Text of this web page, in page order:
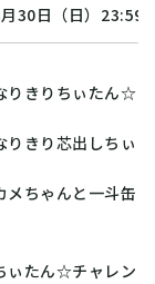
30日（日）23:59
りきりちぃたん☆
りきり芯出しちぃ
メちゃんと一斗缶
ぃたん☆チャレン